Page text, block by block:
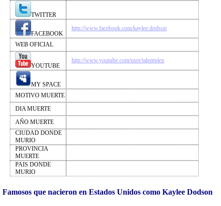
TWITTER
FACEBOOK
http://www.facebook.com/kaylee.dodson
WEB OFICIAL
YOUTUBE
http://www.youtube.com/user/talentplex
MY SPACE
MOTIVO MUERTE
DIA MUERTE
AÑO MUERTE
CIUDAD DONDE
MURIO
PROVINCIA
MUERTE
PAIS DONDE
MURIO
Famosos que nacieron en Estados Unidos como Kaylee Dodson